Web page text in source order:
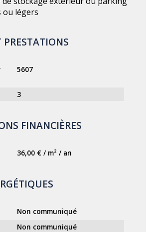
ou légers
PRESTATIONS
5607
3
FINANCIÈRES
36,00 € / m² / an
Non communiqué
Non communiqué